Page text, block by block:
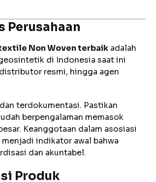
Perusahaan
Non Woven terbaik adalah
di Indonesia saat ini
resmi, hingga agen
terdokumentasi. Pastikan
berpengalaman memasok
Keanggotaan dalam asosiasi
indikator awal bahwa
dan akuntabel.
Produk